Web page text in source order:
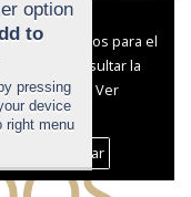
y de terceros para el
Puedes consultar la
Ver
y Cookies
Personalizar
option
to
pressing
device
right menu